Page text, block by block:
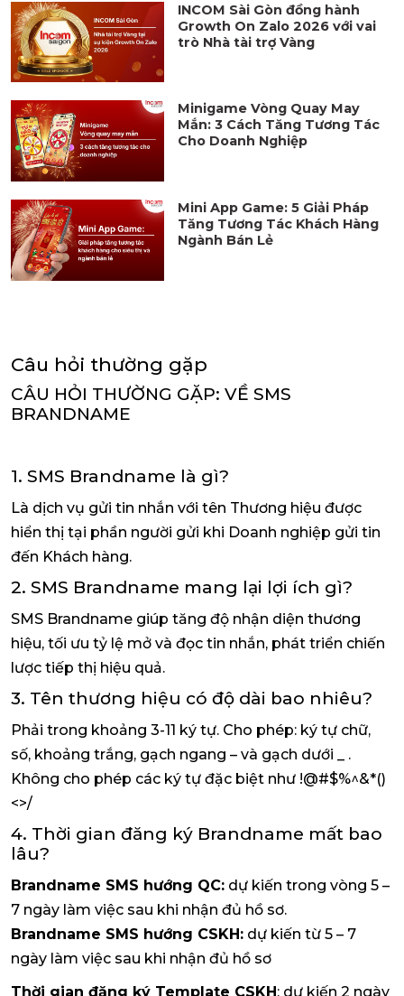
INCOM Sài Gòn đồng hành
Growth On Zalo 2026 với vai
trò Nhà tài trợ Vàng
Minigame Vòng Quay May
Mắn: 3 Cách Tăng Tương Tác
Cho Doanh Nghiệp
Mini App Game: 5 Giải Pháp
Tăng Tương Tác Khách Hàng
Ngành Bán Lẻ
Câu hỏi thường gặp
CÂU HỎI THƯỜNG GẶP: VỀ SMS
BRANDNAME
1. SMS Brandname là gì?
Là dịch vụ gửi tin nhắn với tên Thương hiệu được
hiển thị tại phần người gửi khi Doanh nghiệp gửi tin
đến Khách hàng.
2. SMS Brandname mang lại lợi ích gì?
SMS Brandname giúp tăng độ nhận diện thương
hiệu, tối ưu tỷ lệ mở và đọc tin nhắn, phát triển chiến
lược tiếp thị hiệu quả.
3. Tên thương hiệu có độ dài bao nhiêu?
Phải trong khoảng 3-11 ký tự. Cho phép: ký tự chữ,
số, khoảng trắng, gạch ngang – và gạch dưới _ .
Không cho phép các ký tự đặc biệt như !@#$%^&*()
<>/
4. Thời gian đăng ký Brandname mất bao
lâu?
Brandname SMS hướng QC: dự kiến trong vòng 5 –
7 ngày làm việc sau khi nhận đủ hồ sơ.
Brandname SMS hướng CSKH: dự kiến từ 5 – 7
ngày làm việc sau khi nhận đủ hồ sơ
Thời gian đăng ký Template CSKH: dự kiến 2 ngày